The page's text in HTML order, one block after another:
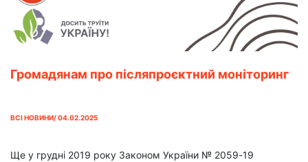
Громадянам про післяпроєктний моніторинг
ВСІ НОВИНИ/ 04.02.2025
Ще у грудні 2019 року Законом України № 2059-19